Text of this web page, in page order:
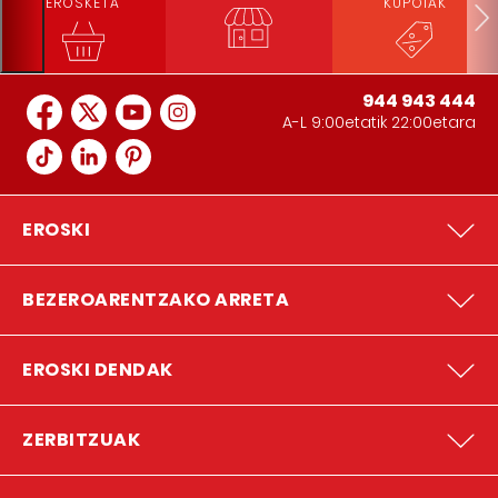
944 943 444
A-L 9:00etatik 22:00etara
EROSKI
BEZEROARENTZAKO ARRETA
EROSKI DENDAK
ZERBITZUAK